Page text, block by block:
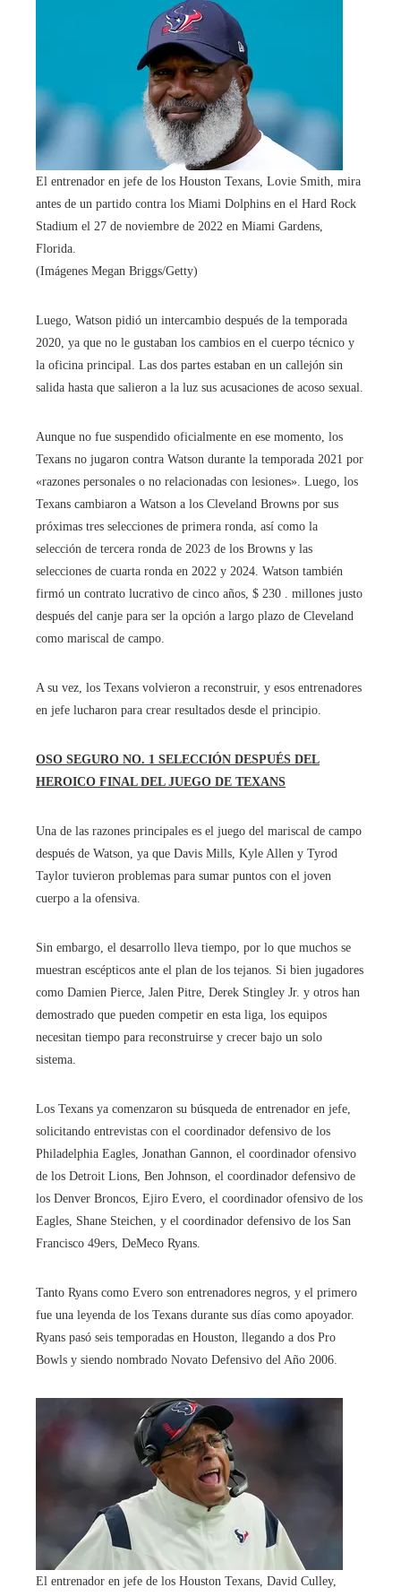
El entrenador en jefe de los Houston Texans, Lovie Smith, mira
antes de un partido contra los Miami Dolphins en el Hard Rock
Stadium el 27 de noviembre de 2022 en Miami Gardens,
Florida.
(Imágenes Megan Briggs/Getty)
Luego, Watson pidió un intercambio después de la temporada
2020, ya que no le gustaban los cambios en el cuerpo técnico y
la oficina principal. Las dos partes estaban en un callejón sin
salida hasta que salieron a la luz sus acusaciones de acoso sexual.
Aunque no fue suspendido oficialmente en ese momento, los
Texans no jugaron contra Watson durante la temporada 2021 por
«razones personales o no relacionadas con lesiones». Luego, los
Texans cambiaron a Watson a los Cleveland Browns por sus
próximas tres selecciones de primera ronda, así como la
selección de tercera ronda de 2023 de los Browns y las
selecciones de cuarta ronda en 2022 y 2024. Watson también
firmó un contrato lucrativo de cinco años, $ 230 . millones justo
después del canje para ser la opción a largo plazo de Cleveland
como mariscal de campo.
A su vez, los Texans volvieron a reconstruir, y esos entrenadores
en jefe lucharon para crear resultados desde el principio.
OSO SEGURO NO. 1 SELECCIÓN DESPUÉS DEL
HEROICO FINAL DEL JUEGO DE TEXANS
Una de las razones principales es el juego del mariscal de campo
después de Watson, ya que Davis Mills, Kyle Allen y Tyrod
Taylor tuvieron problemas para sumar puntos con el joven
cuerpo a la ofensiva.
Sin embargo, el desarrollo lleva tiempo, por lo que muchos se
muestran escépticos ante el plan de los tejanos. Si bien jugadores
como Damien Pierce, Jalen Pitre, Derek Stingley Jr. y otros han
demostrado que pueden competir en esta liga, los equipos
necesitan tiempo para reconstruirse y crecer bajo un solo
sistema.
Los Texans ya comenzaron su búsqueda de entrenador en jefe,
solicitando entrevistas con el coordinador defensivo de los
Philadelphia Eagles, Jonathan Gannon, el coordinador ofensivo
de los Detroit Lions, Ben Johnson, el coordinador defensivo de
los Denver Broncos, Ejiro Evero, el coordinador ofensivo de los
Eagles, Shane Steichen, y el coordinador defensivo de los San
Francisco 49ers, DeMeco Ryans.
Tanto Ryans como Evero son entrenadores negros, y el primero
fue una leyenda de los Texans durante sus días como apoyador.
Ryans pasó seis temporadas en Houston, llegando a dos Pro
Bowls y siendo nombrado Novato Defensivo del Año 2006.
El entrenador en jefe de los Houston Texans, David Culley,